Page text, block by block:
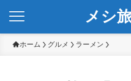
メシ
ホーム グルメ ラーメン